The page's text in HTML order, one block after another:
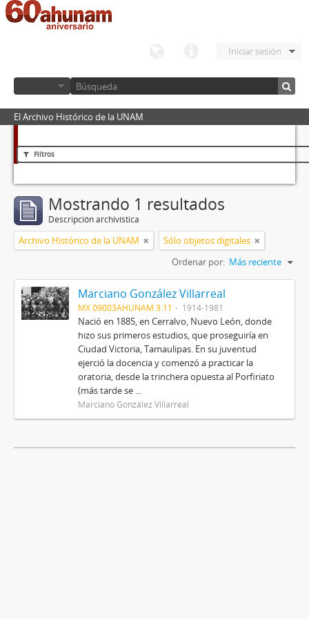
Iniciar sesión
El Archivo Histórico de la UNAM
Filtros
Mostrando 1 resultados
Descripción archivística
Archivo Histórico de la UNAM
Sólo objetos digitales
Ordenar por: Más reciente
Marciano González Villarreal
MX 09003AHUNAM 3.11 1914-1981
Nació en 1885, en Cerralvo, Nuevo León, donde
hizo sus primeros estudios, que proseguiría en
Ciudad Victoria, Tamaulipas. En su juventud
ejerció la docencia y comenzó a practicar la
oratoria, desde la trinchera opuesta al Porfiriato
(más tarde se ...
Marciano González Villarreal